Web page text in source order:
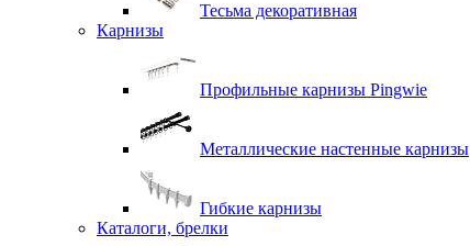
Тесьма декоративная
Карнизы
Профильные карнизы Pingwie
Металлические настенные карнизы
Гибкие карнизы
Каталоги, брелки